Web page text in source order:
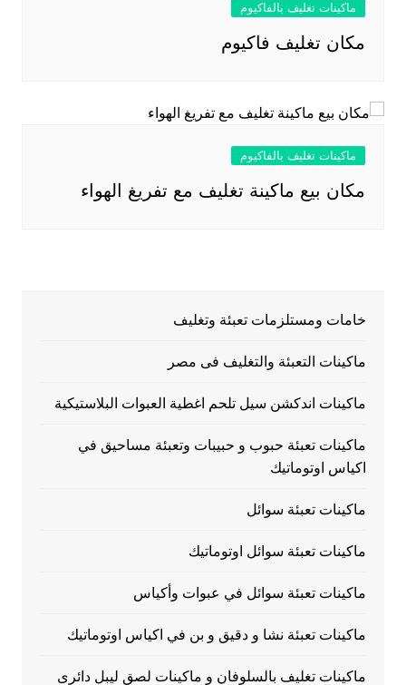
ماكينات تغليف بالفاكيوم
مكان تغليف فاكيوم
ماكينات تغليف بالفاكيوم
مكان بيع ماكينة تغليف مع تفريغ الهواء
خامات ومستلزمات تعبئة وتغليف
ماكينات التعبئة والتغليف فى مصر
ماكينات اندكشن سيل تلحم اغطية العبوات البلاستيكية
ماكينات تعبئة حبوب و حبيبات وتعبئة مساحيق في
اكياس اوتوماتيك
ماكينات تعبئة سوائل
ماكينات تعبئة سوائل اوتوماتيك
ماكينات تعبئة سوائل في عبوات وأكياس
ماكينات تعبئة نشا و دقيق و بن في اكياس اوتوماتيك
ماكينات تغليف بالسلوفان و ماكينات لصق ليبل دائرى